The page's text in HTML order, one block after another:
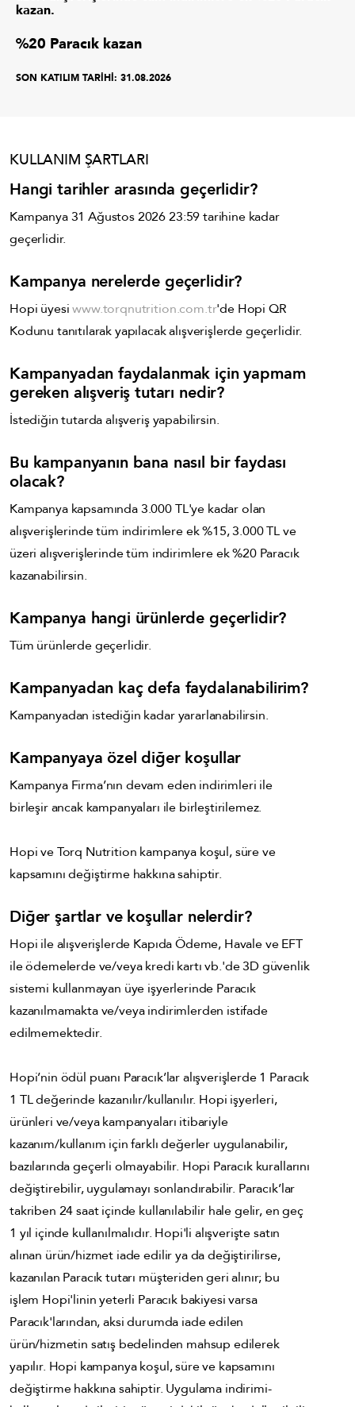
kazan.
%20 Paracık kazan
SON KATILIM TARİHİ: 31.08.2026
KULLANIM ŞARTLARI
Hangi tarihler arasında geçerlidir?
Kampanya31 Ağustos 2026 23:59tarihine kadar
geçerlidir.
Kampanya nerelerde geçerlidir?
Hopi üyesiwww.torqnutrition.com.tr'de Hopi QR
Kodunu tanıtılarak yapılacak alışverişlerde geçerlidir.
Kampanyadan faydalanmak için yapmam
gereken alışveriş tutarı nedir?
İstediğin tutarda alışveriş yapabilirsin.
Bu kampanyanın bana nasıl bir faydası
olacak?
Kampanya kapsamında 3.000 TL'ye kadar olan
alışverişlerinde tüm indirimlere ek %15, 3.000 TL ve
üzeri alışverişlerinde tüm indirimlere ek %20 Paracık
kazanabilirsin.
Kampanya hangi ürünlerde geçerlidir?
Tüm ürünlerde geçerlidir.
Kampanyadan kaç defa faydalanabilirim?
Kampanyadan istediğin kadar yararlanabilirsin.
Kampanyaya özel diğer koşullar
Kampanya Firma’nın devam eden indirimleri ile
birleşir ancak kampanyaları ile birleştirilemez.
Hopi ve Torq Nutrition kampanya koşul, süre ve
kapsamını değiştirme hakkına sahiptir.
Diğer şartlar ve koşullar nelerdir?
Hopi ile alışverişlerde Kapıda Ödeme, Havale ve EFT
ile ödemelerde ve/veya kredi kartı vb.'de 3D güvenlik
sistemi kullanmayan üye işyerlerinde Paracık
kazanılmamakta ve/veya indirimlerden istifade
edilmemektedir.
Hopi’nin ödül puanı Paracık’lar alışverişlerde 1 Paracık
1 TL değerinde kazanılır/kullanılır. Hopi işyerleri,
ürünleri ve/veya kampanyaları itibariyle
kazanım/kullanım için farklı değerler uygulanabilir,
bazılarında geçerli olmayabilir. Hopi Paracık kurallarını
değiştirebilir, uygulamayı sonlandırabilir. Paracık’lar
takriben 24 saat içinde kullanılabilir hale gelir, en geç
1 yıl içinde kullanılmalıdır. Hopi'li alışverişte satın
alınan ürün/hizmet iade edilir ya da değiştirilirse,
kazanılan Paracık tutarı müşteriden geri alınır; bu
işlem Hopi'linin yeterli Paracık bakiyesi varsa
Paracık'larından, aksi durumda iade edilen
ürün/hizmetin satış bedelinden mahsup edilerek
yapılır. Hopi kampanya koşul, süre ve kapsamını
değiştirme hakkına sahiptir. Uygulama indirimi-